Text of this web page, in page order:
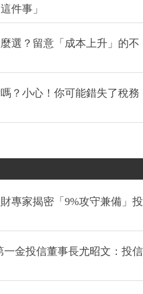
件事」
選？留意「成本上升」的不
？小心！你可能錯失了稅務
專家揭密「9%攻守兼備」投
一金投信董事長尤昭文：投信